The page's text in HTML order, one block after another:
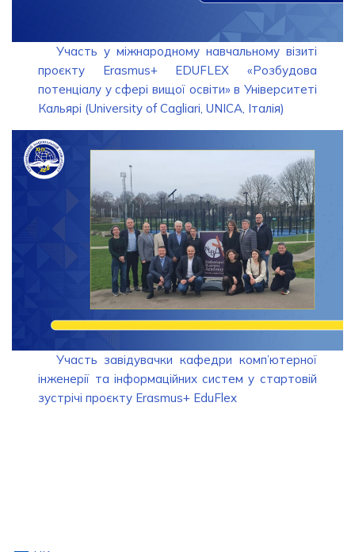
Участь у міжнародному навчальному візиті
проєкту Erasmus+ EDUFLEX «Розбудова
потенціалу у сфері вищої освіти» в Університеті
Кальярі (University of Cagliari, UNICA, Італія)
Участь завідувачки кафедри комп’ютерної
інженерії та інформаційних систем у стартовій
зустрічі проєкту Erasmus+ EduFlex